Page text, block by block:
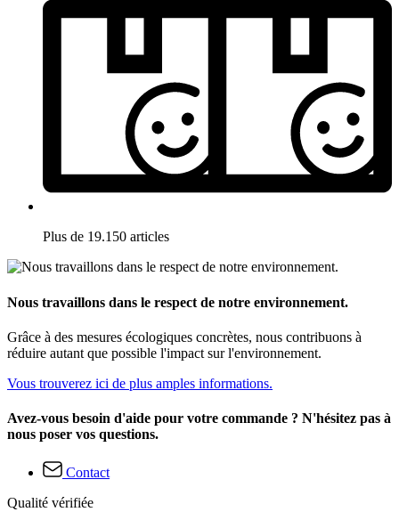
Plus de 19.150 articles
Nous travaillons dans le respect de notre environnement.
Grâce à des mesures écologiques concrètes, nous contribuons à
réduire autant que possible l'impact sur l'environnement.
Vous trouverez ici de plus amples informations.
Avez-vous besoin d'aide pour votre commande ? N'hésitez pas à
nous poser vos questions.
Contact
Qualité vérifiée